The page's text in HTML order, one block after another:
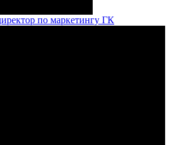
по маркетингу ГК